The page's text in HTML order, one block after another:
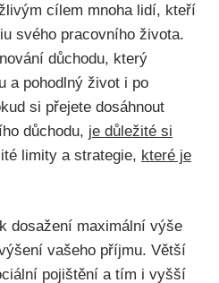
cílem mnoha lidí, kteří
svého pracovního života.
důchodu, který
a pohodlný život i po
si přejete dosáhnout
důchodu, je důležité si
limity a strategie, které je
dosažení maximální výše
vašeho příjmu. Větší
pojištění a tím i vyšší